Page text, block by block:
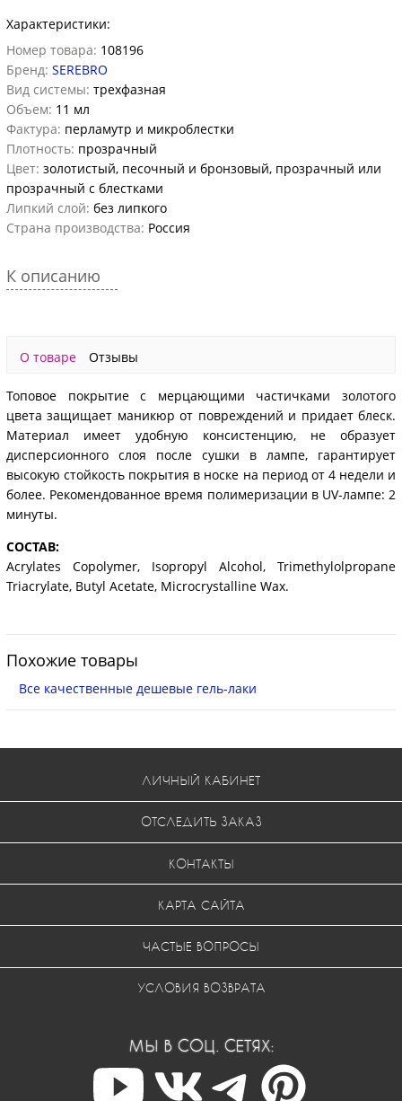
Характеристики:
Номер товара: 108196
Бренд: SEREBRO
Вид системы: трехфазная
Объем: 11 мл
Фактура: перламутр и микроблестки
Плотность: прозрачный
Цвет: золотистый, песочный и бронзовый, прозрачный или
прозрачный с блестками
Липкий слой: без липкого
Страна производства: Россия
К описанию
О товаре Отзывы
Топовое покрытие с мерцающими частичками золотого
цвета защищает маникюр от повреждений и придает блеск.
Материал имеет удобную консистенцию, не образует
дисперсионного слоя после сушки в лампе, гарантирует
высокую стойкость покрытия в носке на период от 4 недели и
более. Рекомендованное время полимеризации в UV-лампе: 2
минуты.
СОСТАВ:
Acrylates Copolymer, Isopropyl Alcohol, Trimethylolpropane
Triacrylate, Butyl Acetate, Microcrystalline Wax.
Похожие товары
Все качественные дешевые гель-лаки
ЛИЧНЫЙ КАБИНЕТ
ОТСЛЕДИТЬ ЗАКАЗ
КОНТАКТЫ
КАРТА САЙТА
ЧАСТЫЕ ВОПРОСЫ
УСЛОВИЯ ВОЗВРАТА
МЫ В СОЦ. СЕТЯХ: